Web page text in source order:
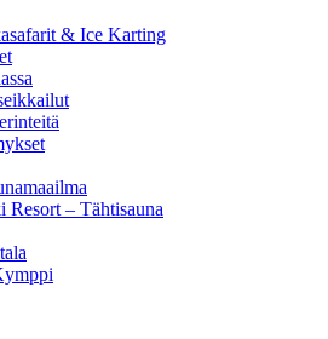
& Ice Karting
Resort – Tähtisauna